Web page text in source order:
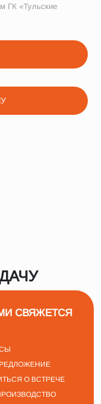
ГК «Тульские
СВЯЖЕТСЯ
О ВСТРЕЧЕ